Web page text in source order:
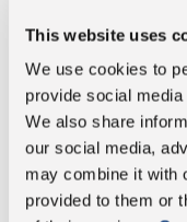
This website uses
We use cookies to
provide social
We also share
our social media,
may combine it with
provided to them or
Energie
Fett
davon
Fettsäuren:
Kohlenhydrate